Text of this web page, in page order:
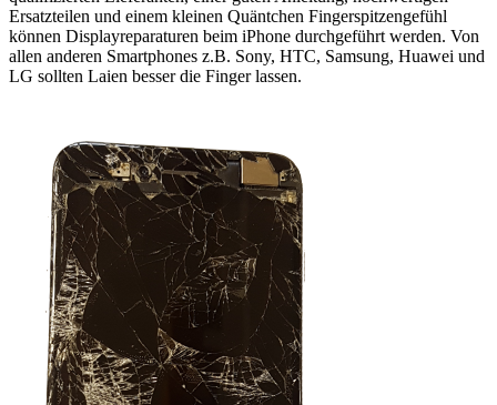
Ersatzteilen und einem kleinen Quäntchen Fingerspitzengefühl
können Displayreparaturen beim iPhone durchgeführt werden. Von
allen anderen Smartphones z.B. Sony, HTC, Samsung, Huawei und
LG sollten Laien besser die Finger lassen.